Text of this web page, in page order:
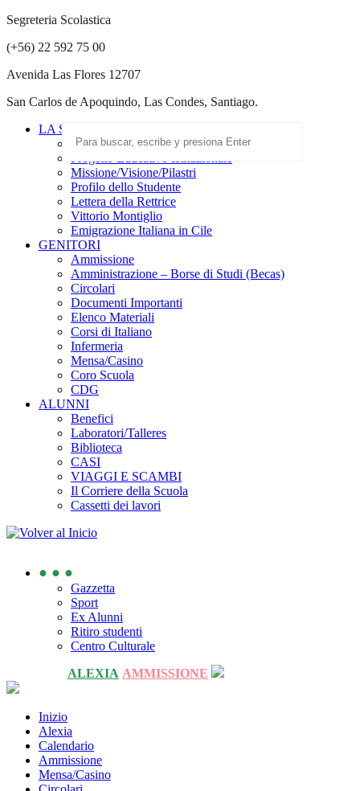
Segreteria Scolastica
(+56) 22 592 75 00
Avenida Las Flores 12707
San Carlos de Apoquindo, Las Condes, Santiago.
LA SCUOLA
Scuola Paritaria
Missione/Visione/Pilastri
Profilo dello Studente
Lettera della Rettrice
Vittorio Montiglio
Emigrazione Italiana in Cile
GENITORI
Ammissione
Amministrazione – Borse di Studi (Becas)
Circolari
Documenti Importanti
Elenco Materiali
Corsi di Italiano
Infermeria
Mensa/Casino
Coro Scuola
CDG
ALUNNI
Benefici
Laboratori/Talleres
Biblioteca
CASI
VIAGGI E SCAMBI
Il Corriere della Scuola
Cassetti dei lavori
● ● ●
Gazzetta
Sport
Ex Alunni
Ritiro studenti
Centro Culturale
ALEXIA AMMISSIONE
Inizio
Alexia
Calendario
Ammissione
Mensa/Casino